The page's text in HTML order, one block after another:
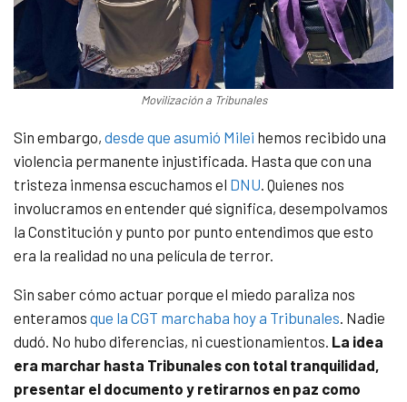
Movilización a Tribunales
Sin embargo, desde que asumió Milei hemos recibido una
violencia permanente injustificada. Hasta que con una
tristeza inmensa escuchamos el DNU. Quienes nos
involucramos en entender qué significa, desempolvamos
la Constitución y punto por punto entendimos que esto
era la realidad no una película de terror.
Sin saber cómo actuar porque el miedo paraliza nos
enteramos que la CGT marchaba hoy a Tribunales. Nadie
dudó. No hubo diferencias, ni cuestionamientos. La idea
era marchar hasta Tribunales con total tranquilidad,
presentar el documento y retirarnos en paz como